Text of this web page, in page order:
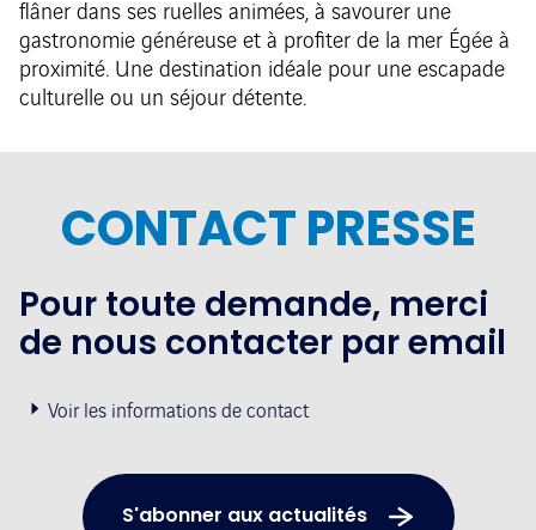
flâner dans ses ruelles animées, à savourer une
gastronomie généreuse et à profiter de la mer Égée à
proximité. Une destination idéale pour une escapade
culturelle ou un séjour détente.
CONTACT PRESSE
Pour toute demande, merci
de nous contacter par email
Voir les informations de contact
S'abonner aux actualités